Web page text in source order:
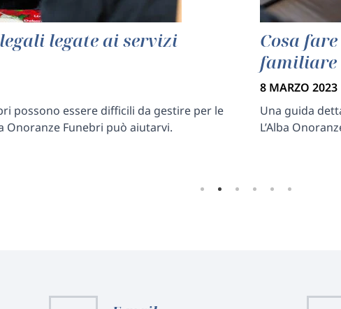
legate ai servizi
possono essere difficili da gestire per le
Onoranze Funebri può aiutarvi.
Cosa
familiare
8 MARZO 2023
Una guida
L’Alba